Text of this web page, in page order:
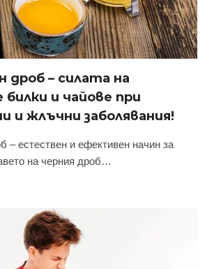
дроб – силата на
билки и чайове при
и жлъчни заболявания!
– естествен и ефективен начин за
на черния дроб…